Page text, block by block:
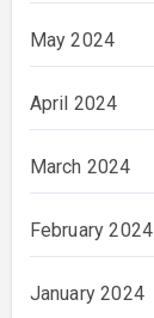
May 2024
April 2024
March 2024
February 2024
January 2024